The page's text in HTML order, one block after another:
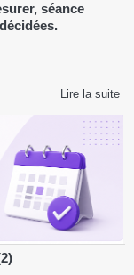
séance
Lire la suite